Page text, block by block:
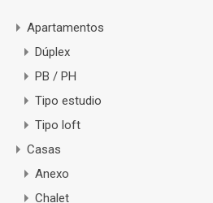
Apartamentos
Dúplex
PB / PH
Tipo estudio
Tipo loft
Casas
Anexo
Chalet